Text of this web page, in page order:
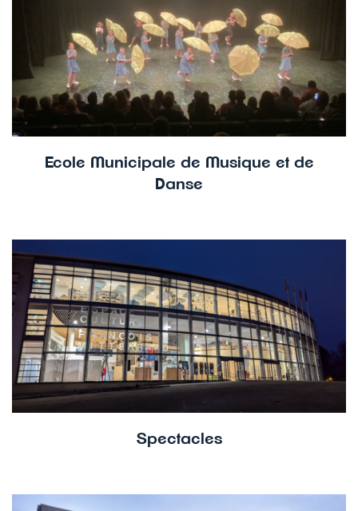
Ecole Municipale de Musique et de
Danse
Spectacles